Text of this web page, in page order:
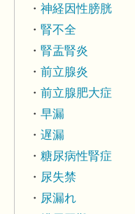
神経因性膀胱
腎不全
腎盂腎炎
前立腺炎
前立腺肥大症
早漏
遅漏
糖尿病性腎症
尿失禁
尿漏れ